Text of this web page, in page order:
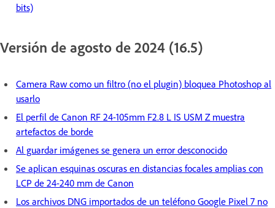
bits)
Versión de agosto de 2024 (16.5)
Camera Raw como un filtro (no el plugin) bloquea Photoshop al
usarlo
El perfil de Canon RF 24-105mm F2.8 L IS USM Z muestra
artefactos de borde
Al guardar imágenes se genera un error desconocido
Se aplican esquinas oscuras en distancias focales amplias con
LCP de 24-240 mm de Canon
Los archivos DNG importados de un teléfono Google Pixel 7 no